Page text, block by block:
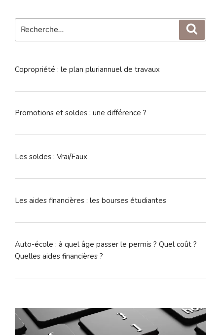
pour
Copropriété : le plan pluriannuel de travaux
Promotions et soldes : une différence ?
Les soldes : Vrai/Faux
Les aides financières : les bourses étudiantes
Auto-école : à quel âge passer le permis ? Quel coût ?
Quelles aides financières ?